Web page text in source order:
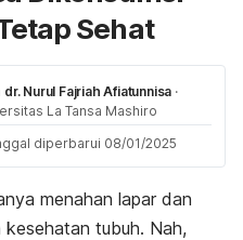
Sehat
dr. Nurul Fajriah Afiatunnisa ·
La Tansa Mashiro
diperbarui 08/01/2025
menahan lapar dan
kesehatan tubuh. Nah,